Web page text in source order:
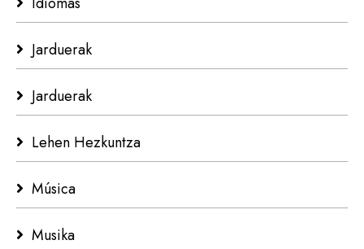
Jarduerak
Jarduerak
Lehen Hezkuntza
Música
Musika